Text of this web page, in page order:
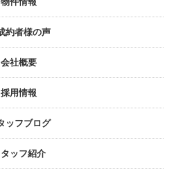
約者様の声
会社概要
採⽤情報
ッフブログ
タッフ紹介